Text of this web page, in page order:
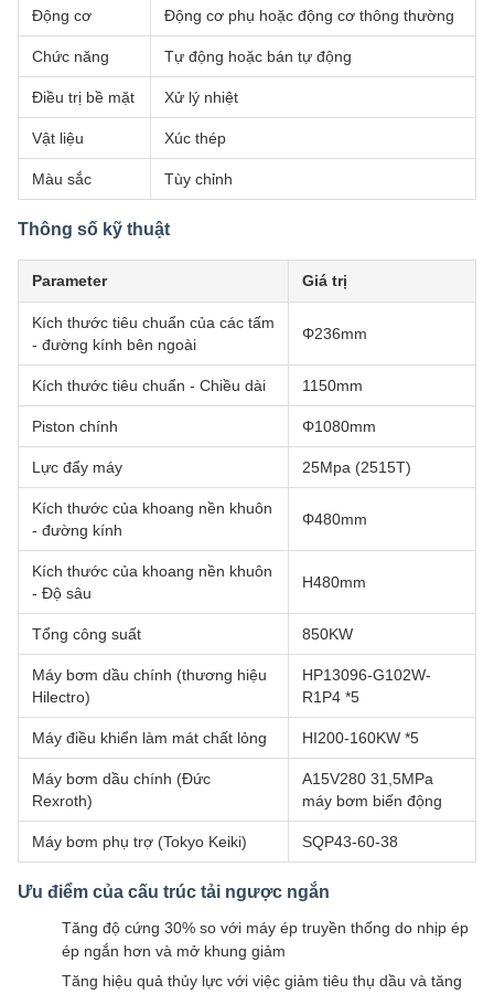
Động cơ Động cơ phụ hoặc động cơ thông thường
Chức năng Tự động hoặc bán tự động
Điều trị bề mặt Xử lý nhiệt
Vật liệu Xúc thép
Màu sắc Tùy chỉnh
Thông số kỹ thuật
Parameter Giá trị
Kích thước tiêu chuẩn của các tấm
- đường kính bên ngoài
Φ236mm
Kích thước tiêu chuẩn - Chiều dài 1150mm
Piston chính Φ1080mm
Lực đẩy máy 25Mpa (2515T)
Kích thước của khoang nền khuôn
- đường kính
Φ480mm
Kích thước của khoang nền khuôn
- Độ sâu
H480mm
Tổng công suất 850KW
Máy bơm dầu chính (thương hiệu
Hilectro)
HP13096-G102W-
R1P4 *5
Máy điều khiển làm mát chất lỏng HI200-160KW *5
Máy bơm dầu chính (Đức
Rexroth)
A15V280 31,5MPa
máy bơm biến động
Máy bơm phụ trợ (Tokyo Keiki) SQP43-60-38
Ưu điểm của cấu trúc tải ngược ngắn
Tăng độ cứng 30% so với máy ép truyền thống do nhịp ép
ép ngắn hơn và mở khung giảm
Tăng hiệu quả thủy lực với việc giảm tiêu thụ dầu và tăng